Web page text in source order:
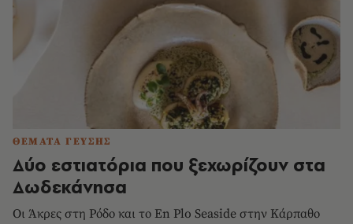
ΘΕΜΑΤΑ ΓΕΥΣΗΣ
Δύο εστιατόρια που ξεχωρίζουν στα
Δωδεκάνησα
Οι Άκρες στη Ρόδο και το En Plo Seaside στην Κάρπαθο